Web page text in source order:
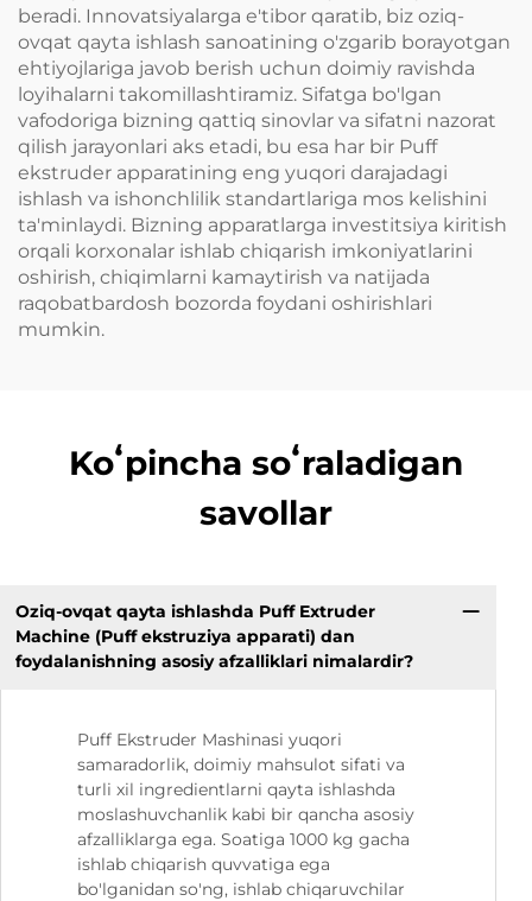
beradi. Innovatsiyalarga e'tibor qaratib, biz oziq-
ovqat qayta ishlash sanoatining o'zgarib borayotgan
ehtiyojlariga javob berish uchun doimiy ravishda
loyihalarni takomillashtiramiz. Sifatga bo'lgan
vafodoriga bizning qattiq sinovlar va sifatni nazorat
qilish jarayonlari aks etadi, bu esa har bir Puff
ekstruder apparatining eng yuqori darajadagi
ishlash va ishonchlilik standartlariga mos kelishini
ta'minlaydi. Bizning apparatlarga investitsiya kiritish
orqali korxonalar ishlab chiqarish imkoniyatlarini
oshirish, chiqimlarni kamaytirish va natijada
raqobatbardosh bozorda foydani oshirishlari
mumkin.
Koʻpincha soʻraladigan
savollar
Oziq-ovqat qayta ishlashda Puff Extruder
Machine (Puff ekstruziya apparati) dan
foydalanishning asosiy afzalliklari nimalardir?
Puff Ekstruder Mashinasi yuqori
samaradorlik, doimiy mahsulot sifati va
turli xil ingredientlarni qayta ishlashda
moslashuvchanlik kabi bir qancha asosiy
afzalliklarga ega. Soatiga 1000 kg gacha
ishlab chiqarish quvvatiga ega
bo'lganidan so'ng, ishlab chiqaruvchilar